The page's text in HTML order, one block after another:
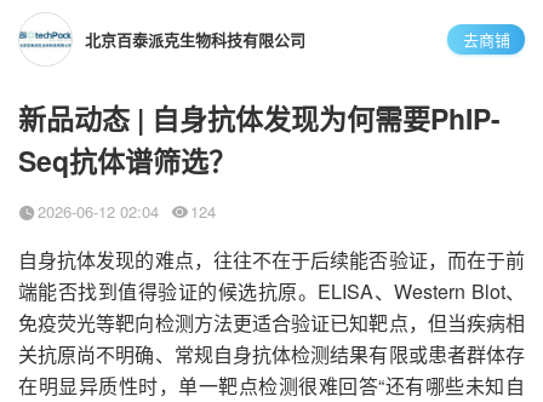
北京百泰派克生物科技有限公司 去商铺
新品动态 | 自身抗体发现为何需要PhIP-
Seq抗体谱筛选？
2026-06-12 02:04 124
自身抗体发现的难点，往往不在于后续能否验证，而在于前
端能否找到值得验证的候选抗原。ELISA、Western Blot、
免疫荧光等靶向检测方法更适合验证已知靶点，但当疾病相
关抗原尚不明确、常规自身抗体检测结果有限或患者群体存
在明显异质性时，单一靶点检测很难回答“还有哪些未知自